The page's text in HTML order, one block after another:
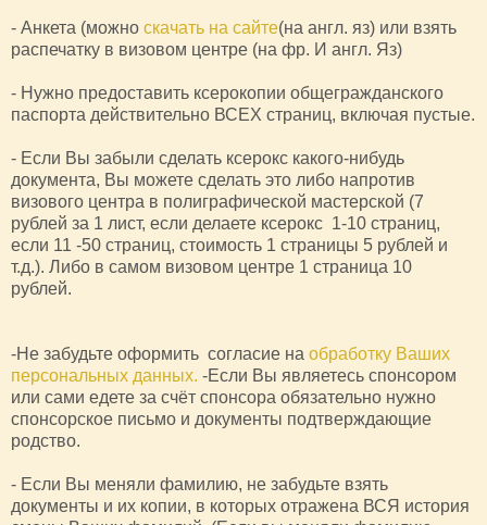
- Анкета (можно скачать на сайте(на англ. яз) или взять
распечатку в визовом центре (на фр. И англ. Яз)
- Нужно предоставить ксерокопии общегражданского
паспорта действительно ВСЕХ страниц, включая пустые.
- Если Вы забыли сделать ксерокс какого-нибудь
документа, Вы можете сделать это либо напротив
визового центра в полиграфической мастерской (7
рублей за 1 лист, если делаете ксерокс 1-10 страниц,
если 11 -50 страниц, стоимость 1 страницы 5 рублей и
т.д.). Либо в самом визовом центре 1 страница 10
рублей.
-Не забудьте оформить согласие на обработку Ваших
персональных данных. -Если Вы являетесь спонсором
или сами едете за счёт спонсора обязательно нужно
спонсорское письмо и документы подтверждающие
родство.
- Если Вы меняли фамилию, не забудьте взять
документы и их копии, в которых отражена ВСЯ история